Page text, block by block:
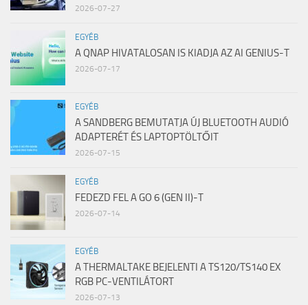
2026-07-27
EGYÉB
A QNAP HIVATALOSAN IS KIADJA AZ AI GENIUS-T
2026-07-17
EGYÉB
A SANDBERG BEMUTATJA ÚJ BLUETOOTH AUDIÓ
ADAPTERÉT ÉS LAPTOPTÖLTŐIT
2026-07-15
EGYÉB
FEDEZD FEL A GO 6 (GEN II)-T
2026-07-14
EGYÉB
A THERMALTAKE BEJELENTI A TS120/TS140 EX
RGB PC-VENTILÁTORT
2026-07-13